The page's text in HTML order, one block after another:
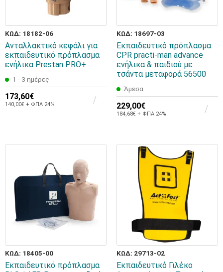
ΚΩΔ: 18182-06
Ανταλλακτικό κεφάλι για
εκπαιδευτικό πρόπλασμα
ενήλικα Prestan PRO+
1 - 3 ημέρες
173,60€
140,00€ + ΦΠΑ 24%
ΚΩΔ: 18697-03
Εκπαιδευτικό πρόπλασμα
CPR practi-man advance
ενήλικα & παιδιού με
τσάντα μεταφορά 56500
Άμεσα
229,00€
184,68€ + ΦΠΑ 24%
ΚΩΔ: 18405-00
Εκπαιδευτικό πρόπλασμα
ΚΩΔ: 29713-02
Εκπαιδευτικό Γιλέκο